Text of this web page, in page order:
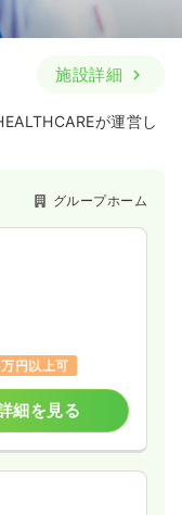
施設詳細
が運営し
グループホーム
円以上可
細を見る